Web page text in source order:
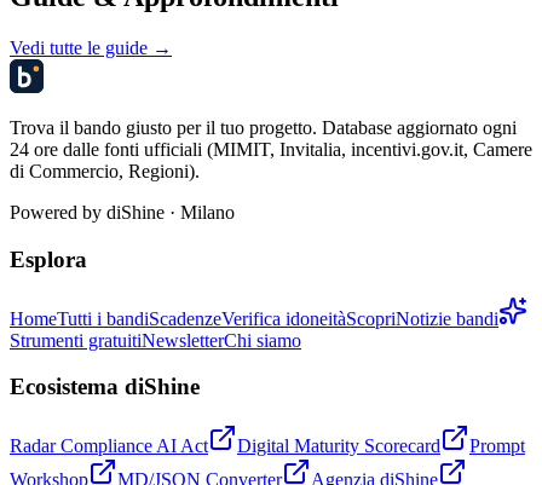
Vedi tutte le guide →
Trova il bando giusto per il tuo progetto. Database aggiornato ogni
24 ore dalle fonti ufficiali (MIMIT, Invitalia, incentivi.gov.it, Camere
di Commercio, Regioni).
Powered by diShine · Milano
Esplora
HomeTutti i bandiScadenzeVerifica idoneitàScopriNotizie bandi
Strumenti gratuitiNewsletterChi siamo
Ecosistema diShine
Radar Compliance AI Act Digital Maturity Scorecard
Prompt
Workshop
MD/JSON Converter Agenzia diShine